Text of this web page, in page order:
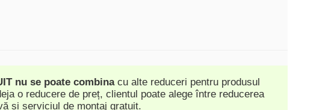
nu se poate combinacu alte reduceri pentru produsul
o reducere de preț, clientul poate alege între reducerea
și serviciul de montaj gratuit.